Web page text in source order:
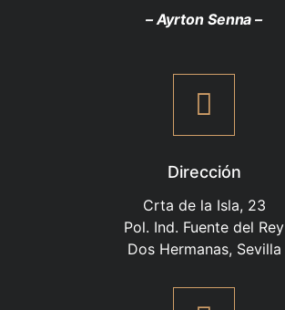
– Ayrton Senna –
Dirección
Crta de la Isla, 23
Pol. Ind. Fuente del Rey
Dos Hermanas, Sevilla